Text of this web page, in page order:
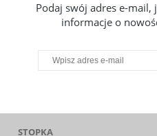
Podaj swój adres e-mail,
informacje o
STOPKA